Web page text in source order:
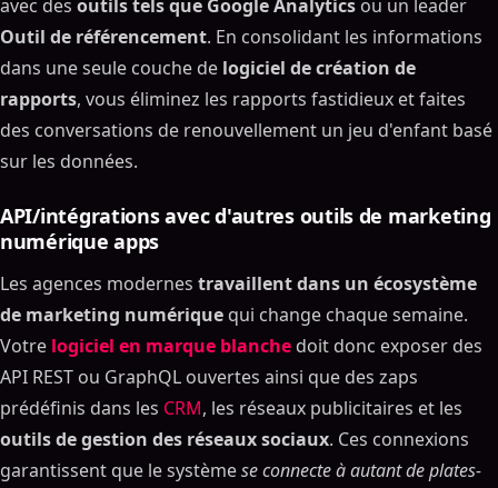
avec des outils tels que Google Analytics ou un leader
Outil de référencement. En consolidant les informations
dans une seule couche de logiciel de création de
rapports, vous éliminez les rapports fastidieux et faites
des conversations de renouvellement un jeu d'enfant basé
sur les données.
API/intégrations avec d'autres outils de marketing
numérique apps
Les agences modernes travaillent dans un écosystème
de marketing numérique qui change chaque semaine.
Votre logiciel en marque blanche doit donc exposer des
API REST ou GraphQL ouvertes ainsi que des zaps
prédéfinis dans les CRM, les réseaux publicitaires et les
outils de gestion des réseaux sociaux. Ces connexions
garantissent que le systèmese connecte à autant de plates-